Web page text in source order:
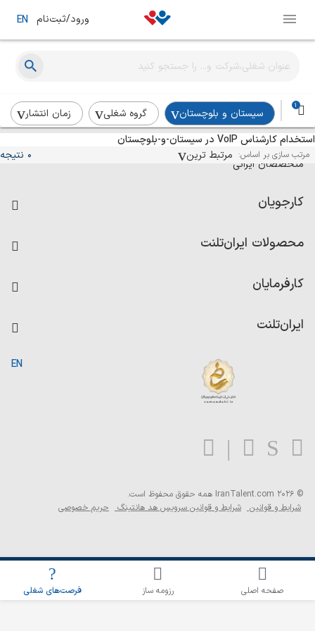
ورود/ثبت‌نام EN
1
سیستان و بلوچستان گروه شغلی
زمان انتشار
استخدام کارشناس VoIP در سیستان-و-بلوچستان
مرتب سازی بر اساس: مرتبط ترین 0 نتیجه
اطلاع‌رسانی شغلی را برای این جستجو فعال کنید
آگهی‌های استخدام و همکاری برای
متخصصان ایرانی
کارجویان
رزومه ساز
امتیاز شرکت‌ها
محصولات ایران‌تلنت
کاردیکس
کارفرمایان
ایران‌تلنت
بلاگ
EN
© 2026 IranTalent.com
همه حقوق محفوظ است.
شرایط و قوانین شرایط و قوانین سرویس هد هانتینگ حریم خصوصی
صفحه اصلی رزومه ساز فرصت‌های شغلی